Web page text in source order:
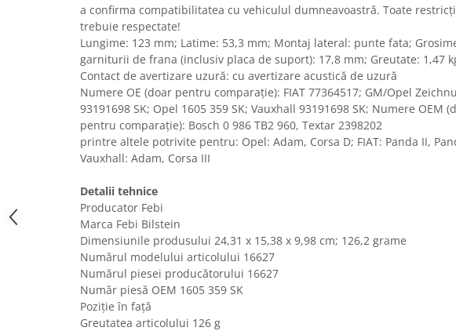
Laptop, Tablete & Telefoane
Accesorii tablete
Laptopuri si Accesorii
Telefoane Mobile & accesorii
Wearable & Gadgeturi
Electrocasnice & Climatizare
Accesorii si piese masini spalat
rufe si uscatoare
Aparate Frigorifice
Aparate Racire Aer
Aragaze si cuptoare cu microunde
Climatizare & sisteme de incalzire
Electrocasnice pentru Bucatarie
Fiare de calcat si masini de cusut
a confirma compatibilitatea cu vehiculul dumneavoastră. Toate
trebuie respectate!
Lungime: 123 mm; Latime: 53,3 mm; Montaj lateral: punte fata;
garniturii de frana (inclusiv placa de suport): 17,8 mm; Greutate: 1,47
Contact de avertizare uzură: cu avertizare acustică de uzură
Numere OE (doar pentru comparație): FIAT 77364517; GM/Opel
93191698 SK; Opel 1605 359 SK; Vauxhall 93191698 SK; Numere OEM
pentru comparație): Bosch 0 986 TB2 960, Textar 2398202
printre altele potrivite pentru: Opel: Adam, Corsa D; FIAT: Panda II,
Vauxhall: Adam, Corsa III
Detalii tehnice
Producator Febi
Marca Febi Bilstein
Dimensiunile produsului ‎24,31 x 15,38 x 9,98 cm; 126,2 grame
Numărul modelului articolului ‎16627
Numărul piesei producătorului ‎16627
Număr piesă OEM ‎1605 359 SK
Poziție în față
Greutatea articolului 126 g